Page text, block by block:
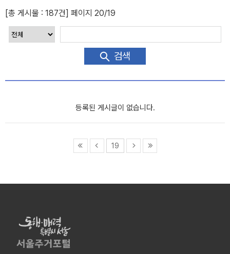
[총 게시물 : 187건] 페이지 20/19
검색
등록된 게시글이 없습니다.
19